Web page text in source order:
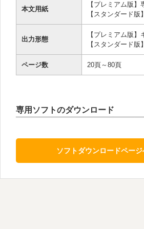
本文用紙
【プレミアム版】
【スタンダード版
出力形態
【プレミアム版
【スタンダード
ページ数 20頁～80頁
専用ソフトのダウンロード
ソフトダウンロードページ